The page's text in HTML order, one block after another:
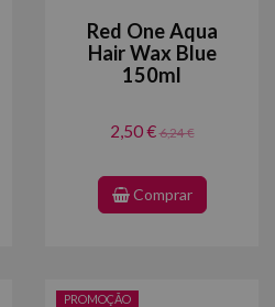
Red One Aqua
Hair Wax Blue
150ml
2,50 €6,24 €
Comprar
PROMOÇÃO